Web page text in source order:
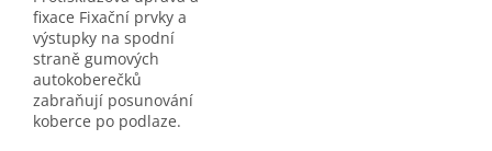
fixace Fixační prvky a
výstupky na spodní
straně gumových
autokoberečků
zabraňují posunování
koberce po podlaze.